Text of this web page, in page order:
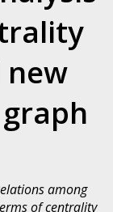
new
among
of centrality